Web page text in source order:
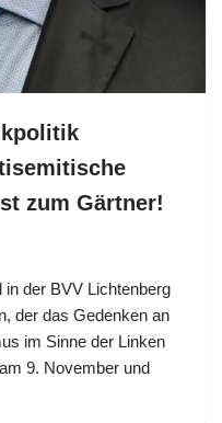
zum Gärtner!
der BVV Lichtenberg
der das Gedenken an
im Sinne der Linken
9. November und